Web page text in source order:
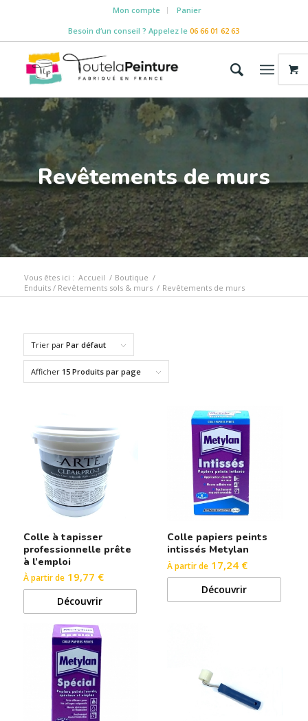
Mon compte
Panier
Besoin d‘un conseil ? Appelez le06 66 01 62 63
Revêtements de murs
Vous êtes ici : Accueil / Boutique /
Enduits / Revêtements sols & murs / Revêtements de murs
Trier par Par défaut
Afficher 15 Produits par page
Colle à tapisser
professionnelle prête
à l’emploi
À partir de19,77 €
Découvrir
Colle papiers peints
intissés Metylan
À partir de 17,24 €
Découvrir